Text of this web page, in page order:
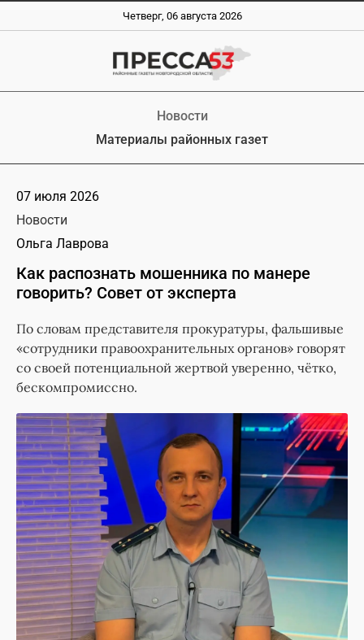
Четверг, 06 августа 2026
Новости
Материалы районных газет
07 июля 2026
Новости
Ольга Лаврова
Как распознать мошенника по манере
говорить? Совет от эксперта
По словам представителя прокуратуры, фальшивые
«сотрудники правоохранительных органов» говорят
со своей потенциальной жертвой уверенно, чётко,
бескомпромиссно.